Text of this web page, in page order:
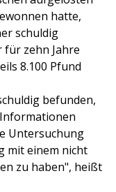
hatte,
schuldig
zehn Jahre
8.100 Pfund
befunden,
Untersuchung
mit einem nicht
zu haben", heißt